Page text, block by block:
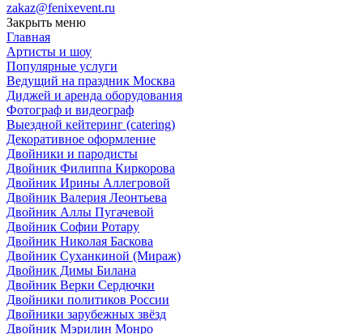
zakaz@fenixevent.ru
Закрыть меню
Главная
Артисты и шоу
Популярные услуги
Ведущий на праздник Москва
Диджей и аренда оборудования
Фотограф и видеограф
Выездной кейтеринг (catering)
Декоративное оформление
Двойники и пародисты
Двойник Филиппа Киркорова
Двойник Ирины Аллегровой
Двойник Валерия Леонтьева
Двойник Аллы Пугачевой
Двойник Софии Ротару
Двойник Николая Баскова
Двойник Суханкиной (Мираж)
Двойник Димы Билана
Двойник Верки Сердючки
Двойники политиков России
Двойники зарубежных звёзд
Двойник Мэрилин Монро